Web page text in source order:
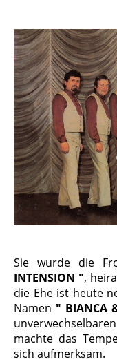
Sie wurde die
INTENSION ",
die Ehe ist heute
Namen " BIANCA
machte das
sich aufmerksam.